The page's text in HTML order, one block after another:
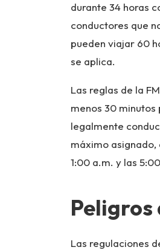
durante 34 horas
conductores que
pueden viajar 60
se aplica.
Las reglas de la
menos 30
legalmente
máximo
1:00 a.m. y las
Las regulaciones